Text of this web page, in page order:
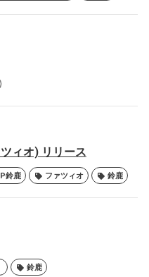
ィオ) リリース
鈴鹿 ファツィオ 鈴鹿
鈴鹿